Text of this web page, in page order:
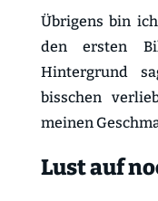
Übrigens bin
den ersten
Hintergrund
bisschen
meinen
Lust auf